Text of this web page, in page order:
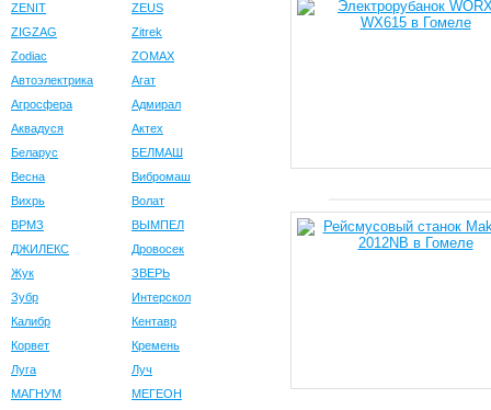
ZENIT
ZEUS
ZIGZAG
Zitrek
Zodiac
ZOMAX
Автоэлектрика
Агат
Агросфера
Адмирал
Аквадуся
Актех
Беларус
БЕЛМАШ
Весна
Вибромаш
Вихрь
Волат
ВРМЗ
ВЫМПЕЛ
ДЖИЛЕКС
Дровосек
Жук
ЗВЕРЬ
Зубр
Интерскол
Калибр
Кентавр
Корвет
Кремень
Луга
Луч
МАГНУМ
МЕГЕОН